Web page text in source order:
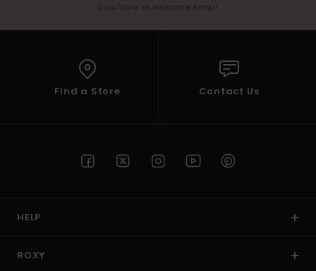
available in welcome email
Find a Store Contact Us
HELP
ROXY